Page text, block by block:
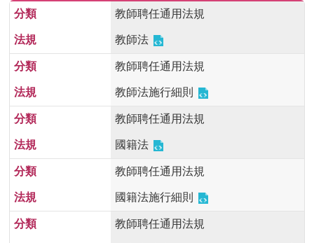
專
區
查
詢
項
相
網
站
臺
大
首
教師聘任通用法規
教師法
教師聘任通用法規
教師法施行細則
教師聘任通用法規
國籍法
教師聘任通用法規
國籍法施行細則
教師聘任通用法規